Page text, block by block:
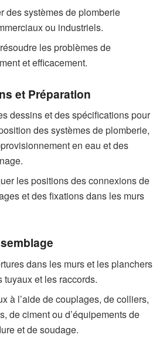
des systèmes de plomberie
ou industriels.
les problèmes de
et efficacement.
et Préparation
dessins et des spécifications pour
des systèmes de plomberie,
en eau et des
les positions des connexions de
et des fixations dans les murs
dans les murs et les planchers
et les raccords.
à l’aide de couplages, de colliers,
de ciment ou d’équipements de
et de soudage.